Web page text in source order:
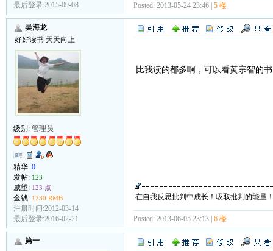
最后登录:2015-09-08
Posted: 2013-05-24 23:46 | 5 楼
吴海龙
好好读书 天天向上
级别: 管理员
精华: 0
发帖: 123
威望: 123 点
金钱: 1230 RMB
注册时间:2012-03-14
最后登录:2016-02-21
比我读的都多啊，可以看黄宗智的
在自我反思批判中成长！吸取批判的能量
Posted: 2013-06-05 23:13 | 6 楼
第一